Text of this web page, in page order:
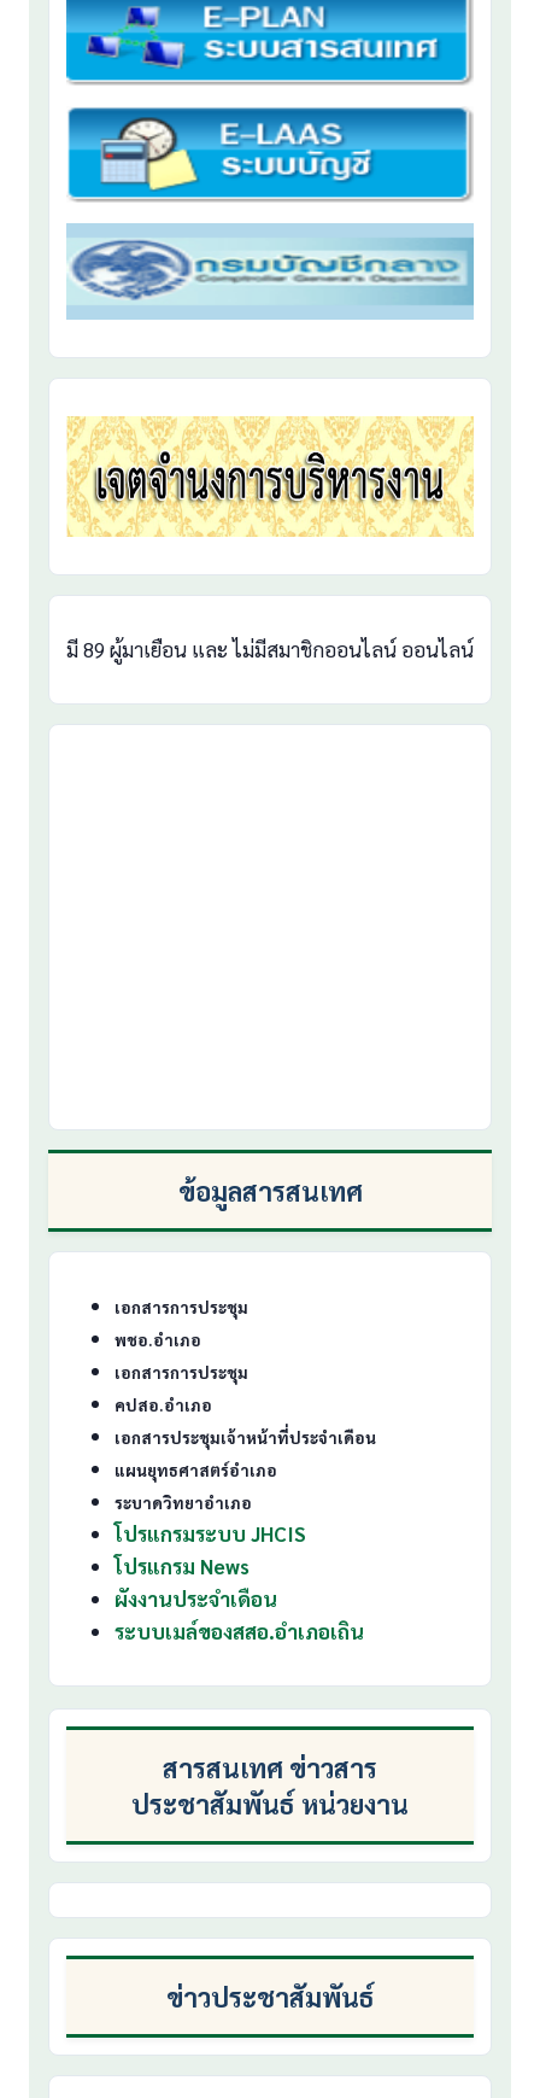
มี 89 ผู้มาเยือน และ ไม่มีสมาชิกออนไลน์ ออนไลน์
ข้อมูลสารสนเทศ
เอกสารการประชุม
พชอ.อำเภอ
เอกสารการประชุม
คปสอ.อำเภอ
เอกสารประชุมเจ้าหน้าที่ประจำเดือน
แผนยุทธศาสตร์อำเภอ
ระบาดวิทยาอำเภอ
โปรแกรมระบบ JHCIS
โปรแกรม News
ผังงานประจำเดือน
ระบบเมล์ของสสอ.อำเภอเถิน
สารสนเทศ ข่าวสาร
ประชาสัมพันธ์ หน่วยงาน
ข่าวประชาสัมพันธ์